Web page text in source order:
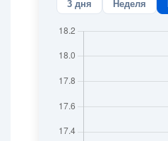
3 дня Неделя